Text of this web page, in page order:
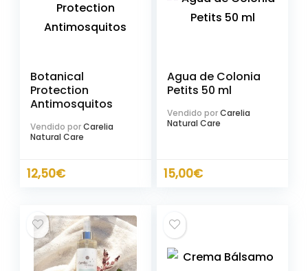
Botanical
Protection
Antimosquitos
Vendido porCarelia
Natural Care
12,50€
Agua de Colonia
Petits 50 ml
Vendido porCarelia
Natural Care
15,00€